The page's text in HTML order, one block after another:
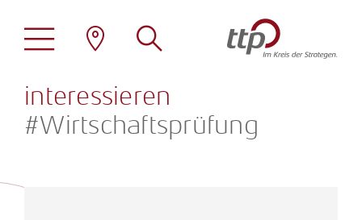
Das könnte Sie auch
interessieren
#Wirtschaftsprüfung